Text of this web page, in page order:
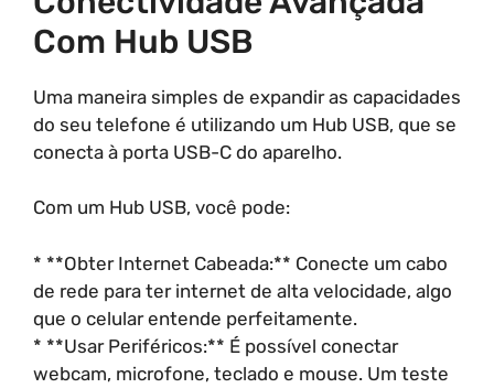
Com Hub USB
Uma maneira simples de expandir as capacidades
do seu telefone é utilizando um Hub USB, que se
conecta à porta USB-C do aparelho.
Com um Hub USB, você pode:
* **Obter Internet Cabeada:** Conecte um cabo
de rede para ter internet de alta velocidade, algo
que o celular entende perfeitamente.
* **Usar Periféricos:** É possível conectar
webcam, microfone, teclado e mouse. Um teste